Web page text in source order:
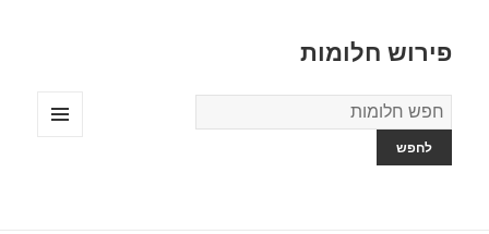
פירוש חלומות
מילון
החלומות